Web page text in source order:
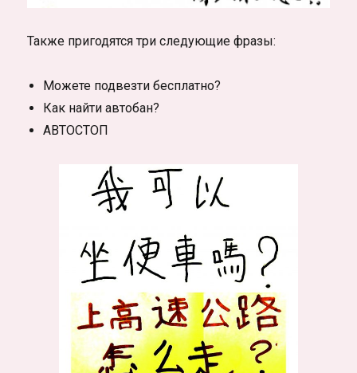
Также пригодятся три следующие фразы:
Можете подвезти бесплатно?
Как найти автобан?
АВТОСТОП